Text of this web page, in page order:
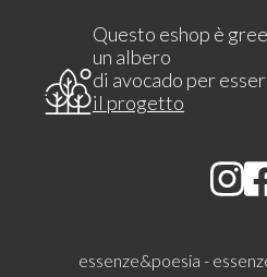
Questo eshop è
un albero
di avocado per
il progetto
essenze&poesia -